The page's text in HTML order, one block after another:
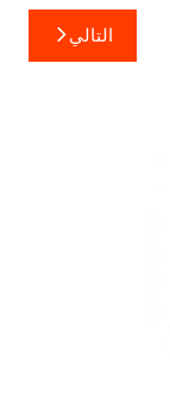
التالي